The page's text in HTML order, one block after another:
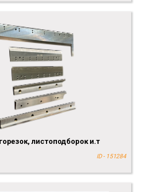
листоподборок и.т
ID - 151284